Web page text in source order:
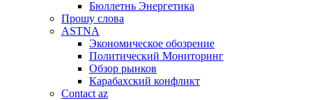
Бюллетнь Энергетика
Прошу слова
ASTNA
Экономическое обозрение
Политический Мониторинг
Обзор рынков
Карабахский конфликт
Contact az